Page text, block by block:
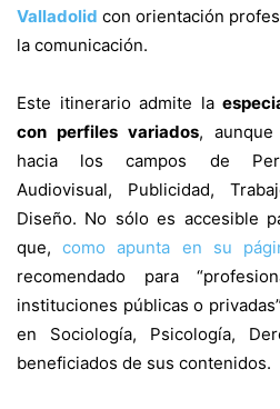
Valladolid con orientación
la comunicación.
Este itinerario admite la
con perfiles variados,
hacia los campos de
Audiovisual, Publicidad,
Diseño. No sólo es accesible
que,como apunta en su
recomendado para
instituciones públicas o
en Sociología, Psicología,
beneficiados de sus contenidos.